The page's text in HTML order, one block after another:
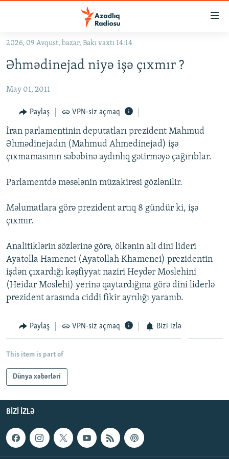
Əsas
qayıt
naviqasiyaya
Axtarışa
keç
KORRUPSIOMETR
#ƏSLINDƏ
FƏRQƏ BAX
QANUNI DOĞRU
MULTIMEDIA
VIDEO
FOTOQALEREYA
KARIKATURA
RADIO ARXIV
OXU ZALI
İSLAM VƏ DEMOKRATIYA
İZ - MƏDƏNIYYƏT PROQRAMI
HAQQIMIZDA
PEŞƏ ETIKASI VƏ JURNALISTIKA STANDARTLARIMIZ
MATERIALLARIMIZDAN ISTIFADƏ
AZADLIQRADIOSU MOBIL TELEFONUNUZDA
XƏBƏR BÜLLETENLƏRIMIZ
BIZI IZLƏ
RFE/RL-in bütün saytları
2026, 09 Avqust, bazar, Bakı vaxtı 14:14
Əhmədinejad niyə işə çıxmır ?
May 01, 2011
Paylaş VPN-siz açmaq
İran parlamentinin deputatları prezident Mahmud
Əhmədinejadın (Mahmud Ahmedinejad) işə
çıxmamasının səbəbinə aydınlıq gətirməyə çağırıblar.
Parlamentdə məsələnin müzakirəsi gözlənilir.
Məlumatlara görə prezident artıq 8 gündür ki, işə
çıxmır.
Analitiklərin sözlərinə görə, ölkənin ali dini lideri
Ayatolla Hamenei (Ayatollah Khamenei) prezidentin
işdən çıxardığı kəşfiyyat naziri Heydər Moslehini
(Heidar Moslehi) yerinə qaytardığına görə dini liderlə
prezident arasında ciddi fikir ayrılığı yaranıb.
Paylaş VPN-siz açmaq Bizi izlə
This item is part of
Dünya xəbərləri
BIZI IZLƏ